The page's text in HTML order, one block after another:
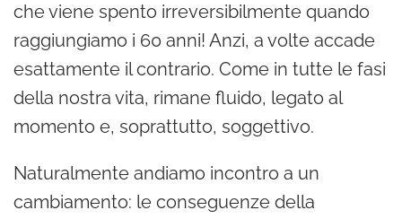
che viene spento irreversibilmente quando
raggiungiamo i 60 anni! Anzi, a volte accade
esattamente il contrario. Come in tutte le fasi
della nostra vita, rimane fluido, legato al
momento e, soprattutto, soggettivo.
Naturalmente andiamo incontro a un
cambiamento: le conseguenze della